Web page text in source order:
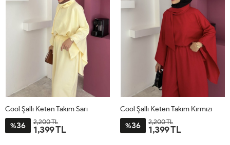
Cool Şallı Keten Takım Sarı
%36 2,200 TL
1,399 TL
Cool Şallı Keten Takım Kırmızı
%36 2,200 TL
1,399 TL